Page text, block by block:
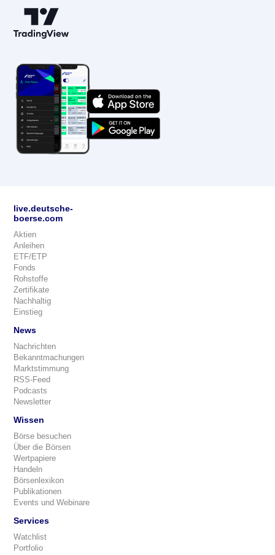
live.deutsche-
boerse.com
Aktien
Anleihen
ETF/ETP
Fonds
Rohstoffe
Zertifikate
Nachhaltig
Einstieg
News
Nachrichten
Bekanntmachungen
Marktstimmung
RSS-Feed
Podcasts
Newsletter
Wissen
Börse besuchen
Über die Börsen
Wertpapiere
Handeln
Börsenlexikon
Publikationen
Events und Webinare
Services
Watchlist
Portfolio